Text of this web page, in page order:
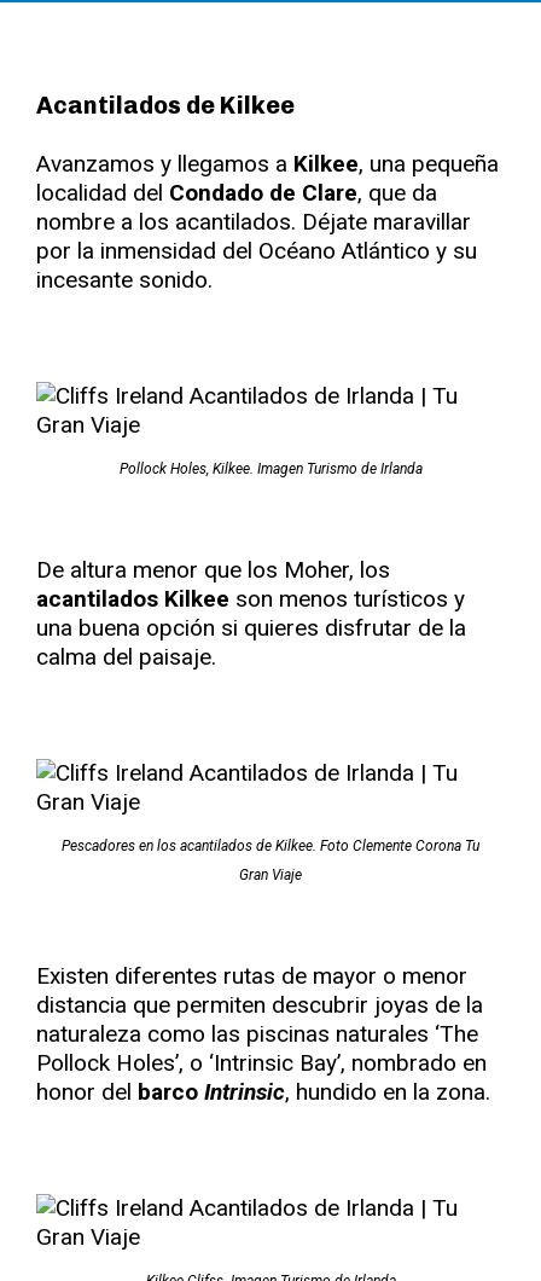
Acantilados de Kilkee
Avanzamos y llegamos a Kilkee, una pequeña
localidad del Condado de Clare, que da
nombre a los acantilados. Déjate maravillar
por la inmensidad del Océano Atlántico y su
incesante sonido.
Pollock Holes, Kilkee. Imagen Turismo de Irlanda
De altura menor que los Moher, los
acantilados Kilkee son menos turísticos y
una buena opción si quieres disfrutar de la
calma del paisaje.
Pescadores en los acantilados de Kilkee. Foto Clemente Corona Tu
Gran Viaje
Existen diferentes rutas de mayor o menor
distancia que permiten descubrir joyas de la
naturaleza como las piscinas naturales ‘The
Pollock Holes’, o ‘Intrinsic Bay’, nombrado en
honor del barco Intrinsic, hundido en la zona.